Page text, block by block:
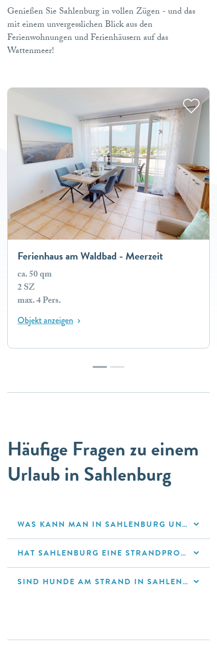
Genießen Sie Sahlenburg in vollen Zügen - und das
mit einem unvergesslichen Blick aus den
Ferienwohnungen und Ferienhäusern auf das
Wattenmeer!
Ferienhaus am Waldbad - Meerzeit
ca. 50 qm
2 SZ
max. 4 Pers.
Objekt anzeigen
Häufige Fragen zu einem
Urlaub in Sahlenburg
WAS KANN MAN IN SAHLENBURG UNTERNEHMEN?
HAT SAHLENBURG EINE STRANDPROMENADE?
SIND HUNDE AM STRAND IN SAHLENBURG ERLAUBT?